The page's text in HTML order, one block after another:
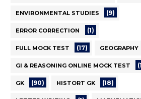
ENVIRONMENTAL STUDIES (9)
ERROR CORRECTION (1)
FULL MOCK TEST (17) GEOGRAPHY
GI & REASONING ONLINE MOCK TEST
GK (90) HISTORT GK (18)